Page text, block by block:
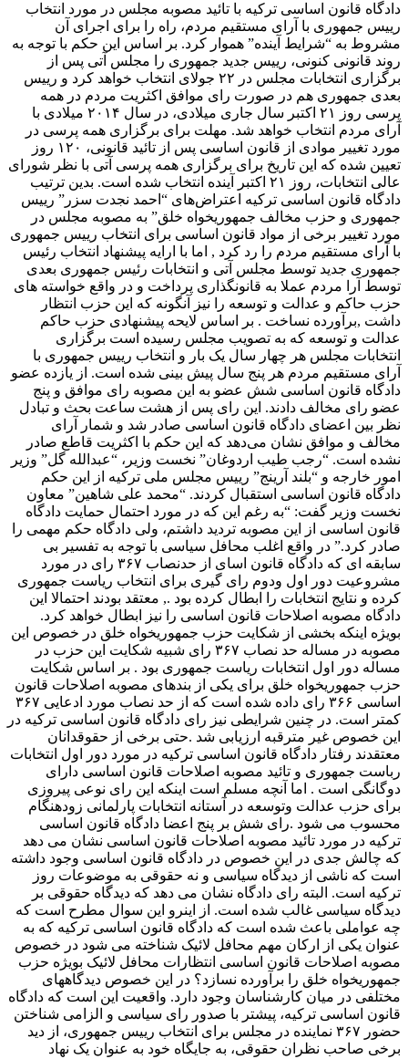
دادگاه قانون اساسی ترکیه با تائید مصوبه مجلس در مورد انتخاب
رییس جمهوری با آرای مستقیم مردم، راه را برای اجرای آن
مشروط به “شرایط آینده” هموار کرد. بر اساس این حکم با توجه به
روند قانونی کنونی، رییس جدید جمهوری را مجلس آتی پس از
برگزاری انتخابات مجلس در ۲۲ جولای انتخاب خواهد کرد و رییس
بعدی جمهوری هم در صورت رای موافق اکثریت مردم در همه
پرسی روز ۲۱ اکتبر سال جاری میلادی، در سال ۲۰۱۴ میلادی با
آرای مردم انتخاب خواهد شد. مهلت برای برگزاری همه پرسی در
مورد تغییر موادی از قانون اساسی پس از تائید قانونی، ۱۲۰ روز
تعیین شده که این تاریخ برای برگزاری همه پرسی آتی با نظر شورای
عالی انتخابات، روز ۲۱ اکتبر آینده انتخاب شده است. بدین ترتیب
دادگاه قانون اساسی ترکیه اعتراض‌های “احمد نجدت سزر” رییس
جمهوری و حزب مخالف جمهوریخواه خلق” به مصوبه مجلس در
مورد تغییر برخی از مواد قانون اساسی برای انتخاب رییس جمهوری
با آرای مستقیم مردم را رد کرد , اما با ارایه پیشنهاد انتخاب رئیس
جمهوری جدید توسط مجلس آتی و انتخابات رئیس جمهوری بعدی
توسط آرا مردم عملا به قانونگذاری پرداخت و در واقع خواسته های
حزب حاکم و عدالت و توسعه را نیز آنگونه که این حزب انتظار
داشت ,برآورده نساخت . بر اساس لایحه پیشنهادی حزب حاکم
عدالت و توسعه که به تصویب مجلس رسیده است برگزاری
انتخابات مجلس هر چهار سال یک بار و انتخاب رییس جمهوری با
آرای مستقیم مردم هر پنج سال پیش بینی شده است. از یازده عضو
دادگاه قانون اساسی شش عضو به این مصوبه رای موافق و پنج
عضو رای مخالف دادند. این رای پس از هشت ساعت بحث و تبادل
نظر بین اعضای دادگاه قانون اساسی صادر شد و شمار آرای
مخالف و موافق نشان می‌دهد که این حکم با اکثریت قاطع صادر
نشده است. “رجب طیب اردوغان” نخست وزیر، “عبدالله گل” وزیر
امور خارجه و “بلند آرینج” رییس مجلس ملی ترکیه از این حکم
دادگاه قانون اساسی استقبال کردند. “محمد علی شاهین” معاون
نخست وزیر گفت: “به رغم این که در مورد احتمال حمایت دادگاه
قانون اساسی از این مصوبه تردید داشتم، ولی دادگاه حکم مهمی را
صادر کرد.” در واقع اغلب محافل سیاسی با توجه به تفسیر بی
سابقه ای که دادگاه قانون اسای از حدنصاب ۳۶۷ رای در مورد
مشروعیت دور اول ودوم رای گیری برای انتخاب ریاست جمهوری
کرده و نتایج انتخابات را ابطال کرده بود ., معتقد بودند احتمالا این
دادگاه مصوبه اصلاحات قانون اساسی را نیز ابطال خواهد کرد.
بویژه اینکه بخشی از شکایت حزب جمهوریخواه خلق در خصوص این
مصوبه در مساله حد نصاب ۳۶۷ رای شبیه شکایت این حزب در
مساله دور اول انتخابات ریاست جمهوری بود . بر اساس شکایت
حزب جمهوریخواه خلق برای یکی از بندهای مصوبه اصلاحات قانون
اساسی ۳۶۶ رای داده شده است که از حد نصاب مورد ادعایی ۳۶۷
کمتر است. در چنین شرایطی نیز رای دادگاه قانون اساسی ترکیه در
این خصوص غیر مترقبه ارزیابی شد .حتی برخی از حقوقدانان
معتقدند رفتار دادگاه قانون اساسی ترکیه در مورد دور اول انتخابات
رباست جمهوری و تائید مصوبه اصلاحات قانون اساسی دارای
دوگانگی است . اما آنچه مسلم است اینکه این رای نوعی پیروزی
برای حزب عدالت وتوسعه در آستانه انتخابات پارلمانی زودهنگام
محسوب می شود .رای شش بر پنج اعضا دادگاه قانون اساسی
ترکیه در مورد تائید مصوبه اصلاحات قانون اساسی نشان می دهد
که چالش جدی در این خصوص در دادگاه قانون اساسی وجود داشته
است که ناشی از دیدگاه سیاسی و نه حقوقی به موضوعات روز
ترکیه است. البته رای دادگاه نشان می دهد که دیدگاه حقوقی بر
دیدگاه سیاسی غالب شده است. از اینرو این سوال مطرح است که
چه عواملی باعث شده است که دادگاه قانون اساسی ترکیه که به
عنوان یکی از ارکان مهم محافل لائیک شناخته می شود در خصوص
مصوبه اصلاحات قانون اساسی انتظارات محافل لائیک بویژه حزب
جمهوریخواه خلق را برآورده نسازد؟ در این خصوص دیدگاههای
مختلفی در میان کارشناسان وجود دارد. واقعیت این است که دادگاه
قانون اساسی ترکیه، پیشتر با صدور رای سیاسی و الزامی شناختن
حضور ۳۶۷ نماینده در مجلس برای انتخاب رییس جمهوری، از دید
برخی صاحب نظران حقوقی، به جایگاه خود به عنوان یک نهاد